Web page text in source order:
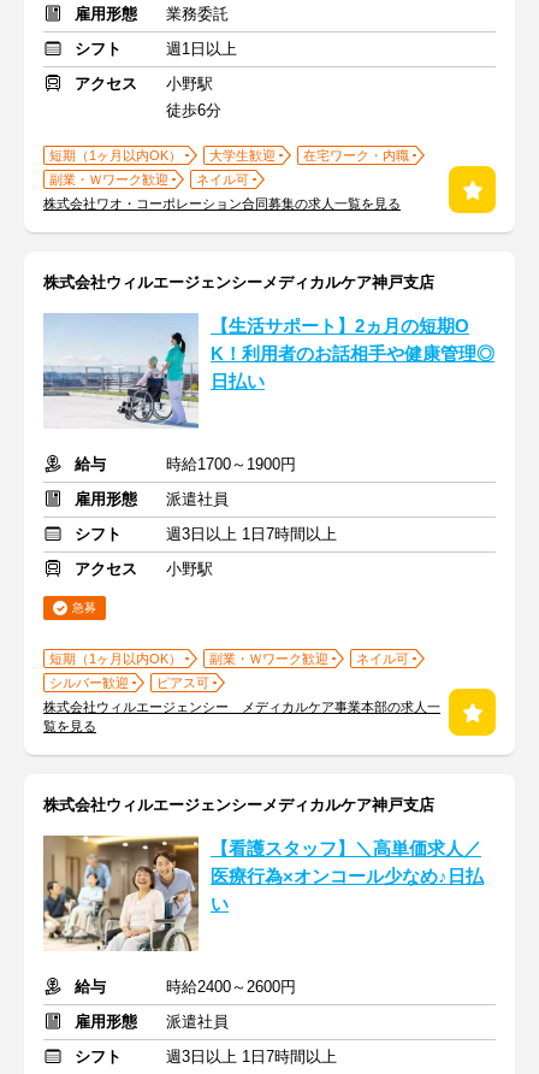
雇用形態
業務委託
シフト
週1日以上
アクセス
小野駅
徒歩6分
短期（1ヶ月以内OK） 大学生歓迎
在宅ワーク・内職
副業・Ｗワーク歓迎
ネイル可
株式会社ワオ・コーポレーション合同募集の求人一覧を見る
株式会社ウィルエージェンシーメディカルケア神戸支店
【生活サポート】2ヵ月の短期O
K！利用者のお話相手や健康管理◎
日払い
給与
時給1700～1900円
雇用形態
派遣社員
シフト
週3日以上 1日7時間以上
アクセス
小野駅
急募
短期（1ヶ月以内OK） 副業・Ｗワーク歓迎
ネイル可
シルバー歓迎
ピアス可
株式会社ウィルエージェンシー メディカルケア事業本部の求人一
覧を見る
株式会社ウィルエージェンシーメディカルケア神戸支店
【看護スタッフ】＼高単価求人／
医療行為×オンコール少なめ♪日払
い
給与
時給2400～2600円
雇用形態
派遣社員
シフト
週3日以上 1日7時間以上